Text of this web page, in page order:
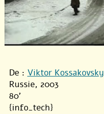
De : Viktor Kossakovsky
Russie, 2003
80'
{info_tech}